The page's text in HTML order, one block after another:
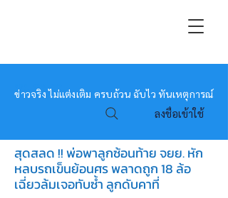
หมอข่าว
ข่าวจริง ไม่แต่งเติม ครบถ้วน ฉับไว ทันเหตุการณ์
ลงชื่อเข้าใช้
สุดสลด !! พ่อพาลูกซ้อนท้าย จยย. หัก
หลบรถเข็นย้อนศร พลาดถูก 18 ล้อ
เฉี่ยวล้มเจอทับซ้ำ ลูกดับคาที่